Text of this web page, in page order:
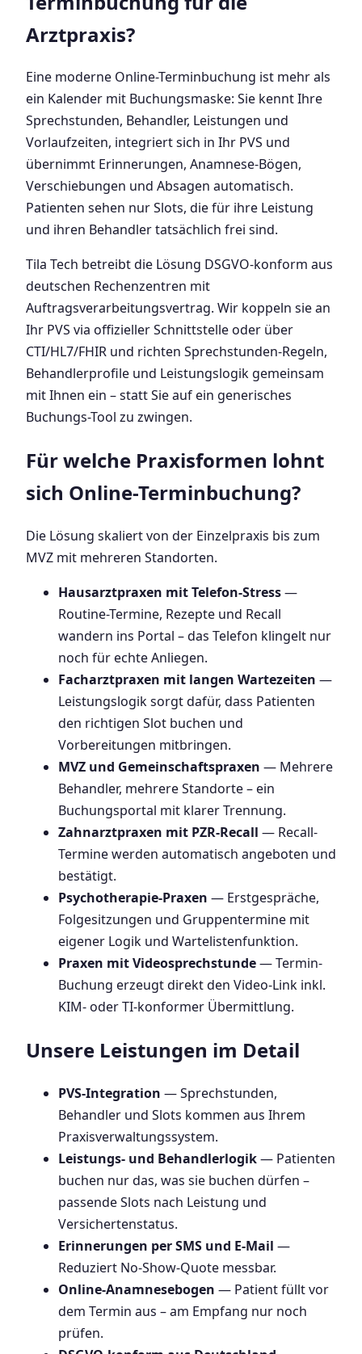
Arztpraxis?
Eine moderne Online-Terminbuchung ist mehr als
ein Kalender mit Buchungsmaske: Sie kennt Ihre
Sprechstunden, Behandler, Leistungen und
Vorlaufzeiten, integriert sich in Ihr PVS und
übernimmt Erinnerungen, Anamnese-Bögen,
Verschiebungen und Absagen automatisch.
Patienten sehen nur Slots, die für ihre Leistung
und ihren Behandler tatsächlich frei sind.
Tila Tech betreibt die Lösung DSGVO-konform aus
deutschen Rechenzentren mit
Auftragsverarbeitungsvertrag. Wir koppeln sie an
Ihr PVS via offizieller Schnittstelle oder über
CTI/HL7/FHIR und richten Sprechstunden-Regeln,
Behandlerprofile und Leistungslogik gemeinsam
mit Ihnen ein – statt Sie auf ein generisches
Buchungs-Tool zu zwingen.
Für welche Praxisformen lohnt
sich Online-Terminbuchung?
Die Lösung skaliert von der Einzelpraxis bis zum
MVZ mit mehreren Standorten.
Hausarztpraxen mit Telefon-Stress—
Routine-Termine, Rezepte und Recall
wandern ins Portal – das Telefon klingelt nur
noch für echte Anliegen.
Facharztpraxen mit langen Wartezeiten —
Leistungslogik sorgt dafür, dass Patienten
den richtigen Slot buchen und
Vorbereitungen mitbringen.
MVZ und Gemeinschaftspraxen — Mehrere
Behandler, mehrere Standorte – ein
Buchungsportal mit klarer Trennung.
Zahnarztpraxen mit PZR-Recall — Recall-
Termine werden automatisch angeboten und
bestätigt.
Psychotherapie-Praxen — Erstgespräche,
Folgesitzungen und Gruppentermine mit
eigener Logik und Wartelistenfunktion.
Praxen mit Videosprechstunde— Termin-
Buchung erzeugt direkt den Video-Link inkl.
KIM- oder TI-konformer Übermittlung.
Unsere Leistungen im Detail
PVS-Integration — Sprechstunden,
Behandler und Slots kommen aus Ihrem
Praxisverwaltungssystem.
Leistungs- und Behandlerlogik— Patienten
buchen nur das, was sie buchen dürfen –
passende Slots nach Leistung und
Versichertenstatus.
Erinnerungen per SMS und E-Mail —
Reduziert No-Show-Quote messbar.
Online-Anamnesebogen — Patient füllt vor
dem Termin aus – am Empfang nur noch
prüfen.